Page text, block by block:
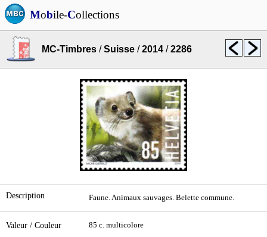
Mobile-Collections
MC-Timbres /Suisse /2014 /2286
Description Faune. Animaux sauvages. Belette commune.
Valeur / Couleur 85 c. multicolore